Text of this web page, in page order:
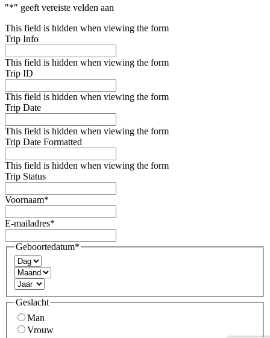
"*" geeft vereiste velden aan
This field is hidden when viewing the form
Trip Info
This field is hidden when viewing the form
Trip ID
This field is hidden when viewing the form
Trip Date
This field is hidden when viewing the form
Trip Date Formatted
This field is hidden when viewing the form
Trip Status
Voornaam*
E-mailadres*
Geboortedatum*
Dag
Maand
Jaar
Geslacht
Man
Vrouw